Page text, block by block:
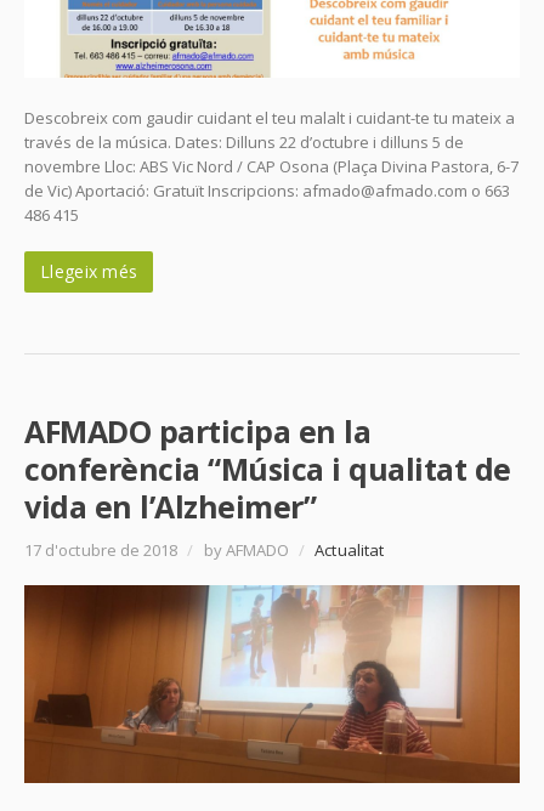
Descobreix com gaudir cuidant el teu malalt i cuidant-te tu mateix a
través de la música. Dates: Dilluns 22 d’octubre i dilluns 5 de
novembre Lloc: ABS Vic Nord / CAP Osona (Plaça Divina Pastora, 6-7
de Vic) Aportació: Gratuït Inscripcions: afmado@afmado.com o 663
486 415
Llegeix més
AFMADO participa en la
conferència “Música i qualitat de
vida en l’Alzheimer”
17 d'octubre de 2018 / by AFMADO / Actualitat